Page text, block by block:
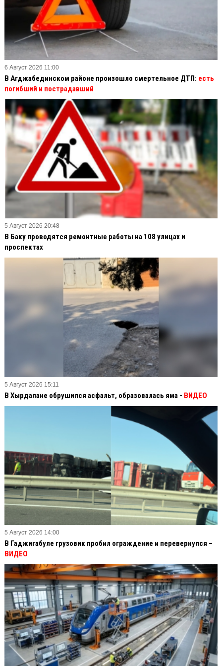
6 Август 2026 11:00
В Агджабединском районе произошло смертельное ДТП: есть
погибший и пострадавший
5 Август 2026 20:48
В Баку проводятся ремонтные работы на 108 улицах и
проспектах
5 Август 2026 15:11
В Хырдалане обрушился асфальт, образовалась яма - ВИДЕО
5 Август 2026 14:00
В Гаджигабуле грузовик пробил ограждение и перевернулся –
ВИДЕО